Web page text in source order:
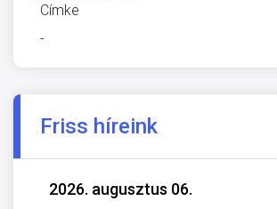
Címke
-
Friss híreink
2026. augusztus 06.